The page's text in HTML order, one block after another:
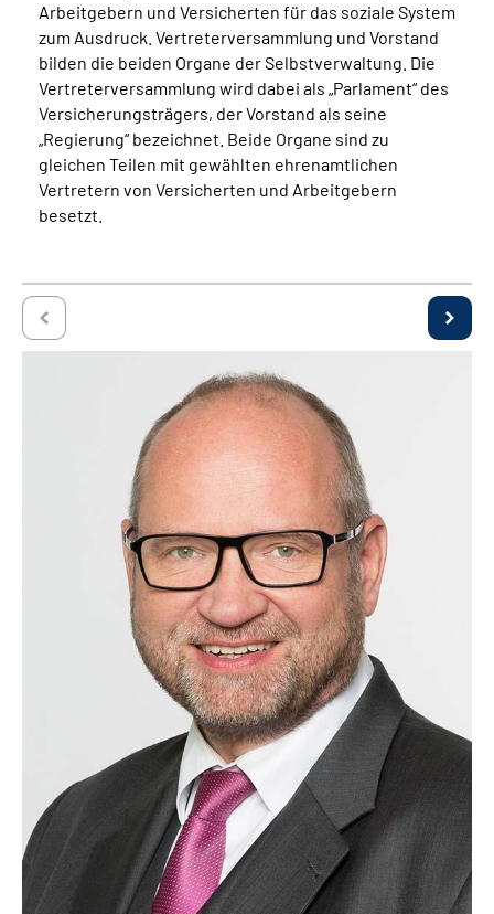
Arbeitgebern und Versicherten für das soziale System
zum Ausdruck. Vertreterversammlung und Vorstand
bilden die beiden Organe der Selbstverwaltung. Die
Vertreterversammlung wird dabei als „Parlament“ des
Versicherungsträgers, der Vorstand als seine
„Regierung“ bezeichnet. Beide Organe sind zu
gleichen Teilen mit gewählten ehrenamtlichen
Vertretern von Versicherten und Arbeitgebern
besetzt.